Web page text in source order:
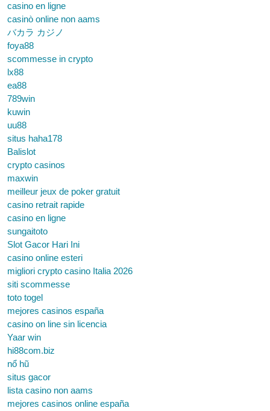
casino en ligne
casinò online non aams
バカラ カジノ
foya88
scommesse in crypto
lx88
ea88
789win
kuwin
uu88
situs haha178
Balislot
crypto casinos
maxwin
meilleur jeux de poker gratuit
casino retrait rapide
casino en ligne
sungaitoto
Slot Gacor Hari Ini
casino online esteri
migliori crypto casino Italia 2026
siti scommesse
toto togel
mejores casinos españa
casino on line sin licencia
Yaar win
hi88com.biz
nổ hũ
situs gacor
lista casino non aams
mejores casinos online españa